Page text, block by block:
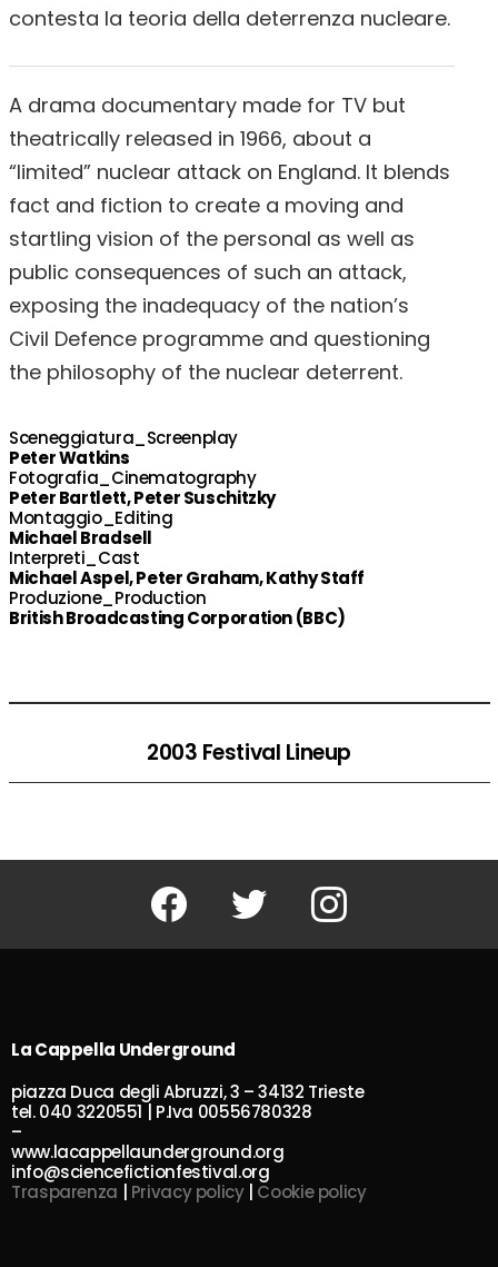
contesta la teoria della deterrenza nucleare.
A drama documentary made for TV but
theatrically released in 1966, about a
“limited” nuclear attack on England. It blends
fact and fiction to create a moving and
startling vision of the personal as well as
public consequences of such an attack,
exposing the inadequacy of the nation’s
Civil Defence programme and questioning
the philosophy of the nuclear deterrent.
Sceneggiatura_Screenplay
Peter Watkins
Fotografia_Cinematography
Peter Bartlett, Peter Suschitzky
Montaggio_Editing
Michael Bradsell
Interpreti_Cast
Michael Aspel, Peter Graham, Kathy Staff
Produzione_Production
British Broadcasting Corporation (BBC)
2003 Festival Lineup
Facebook Twitter Instagram
La Cappella Underground
piazza Duca degli Abruzzi, 3 – 34132 Trieste
tel. 040 3220551 | P.Iva 00556780328
–
www.lacappellaunderground.org
info@sciencefictionfestival.org
Trasparenza
Privacy policy| Cookie policy